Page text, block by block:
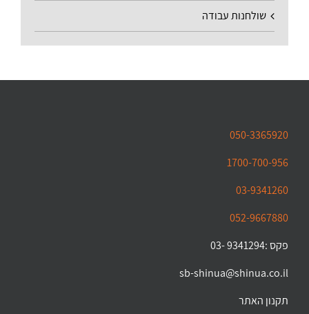
שולחנות עבודה
050-3365920
1700-700-956
03-9341260
052-9667880
פקס :9341294 -03
sb-shinua@shinua.co.il
תקנון האתר